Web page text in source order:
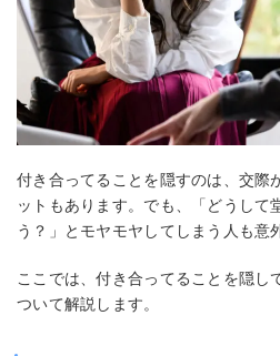
付き合ってることを隠すのは、交際
ットもあります。でも、「どうして
う？」とモヤモヤしてしまう人も意
ここでは、付き合ってることを隠し
ついて解説します。